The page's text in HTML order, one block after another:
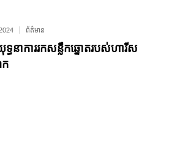
ព័ត៌មាន
ធនាការរកសន្លឹកឆ្នោតរបស់ហារីស